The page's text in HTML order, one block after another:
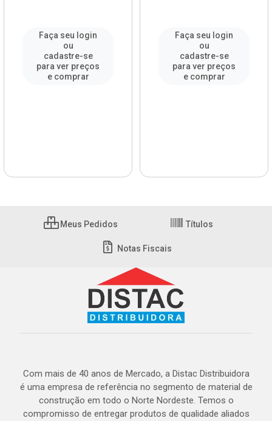
Faça seu login
ou
cadastre-se
para ver preços
e comprar
Faça seu login
ou
cadastre-se
para ver preços
e comprar
Meus Pedidos Títulos
Notas Fiscais
Com mais de 40 anos de Mercado, a Distac Distribuidora
é uma empresa de referência no segmento de material de
construção em todo o Norte Nordeste. Temos o
compromisso de entregar produtos de qualidade aliados